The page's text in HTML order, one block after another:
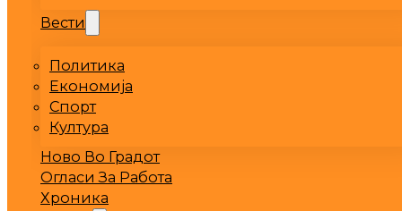
Вести
Политика
Економија
Спорт
Култура
Ново Во Градот
Огласи За Работа
Хроника